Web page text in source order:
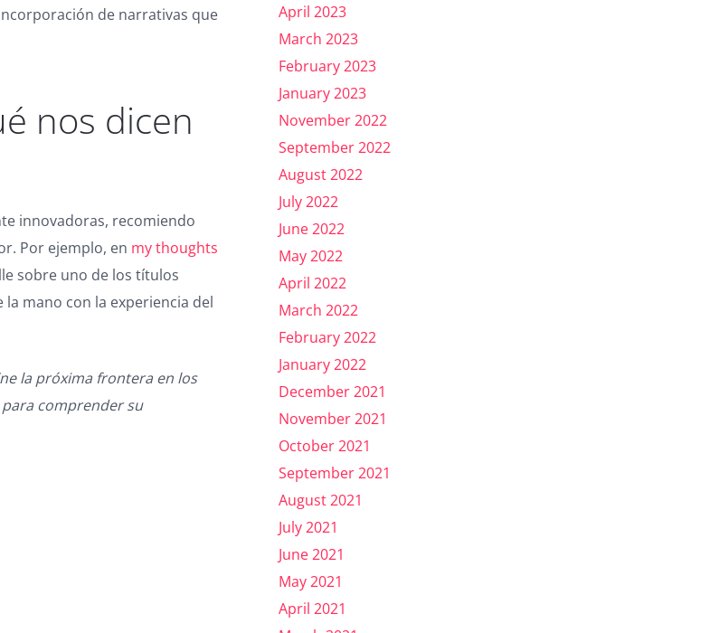
de narrativas que
nos dicen
innovadoras, recomiendo
Por ejemplo, en my thoughts
sobre uno de los títulos
mano con la experiencia del
la próxima frontera en los
para comprender su
April 2023
March 2023
February 2023
January 2023
November 2022
September 2022
August 2022
July 2022
June 2022
May 2022
April 2022
March 2022
February 2022
January 2022
December 2021
November 2021
October 2021
September 2021
August 2021
July 2021
June 2021
May 2021
April 2021